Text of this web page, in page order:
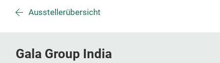
Ausstellerübersicht
Gala Group India